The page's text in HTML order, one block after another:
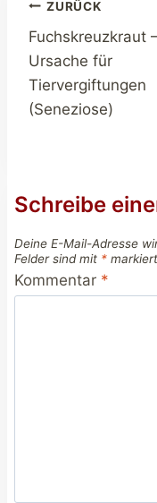
ZURÜCK
Fuchskreuzkraut
Ursache für
Tiervergiftungen
(Seneziose)
Schreibe
Deine E-Mail-Adresse
Felder sind mit * markiert
Kommentar *